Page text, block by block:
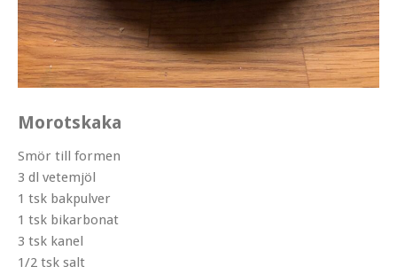
Morotskaka
Smör till formen
3 dl vetemjöl
1 tsk bakpulver
1 tsk bikarbonat
3 tsk kanel
1/2 tsk salt